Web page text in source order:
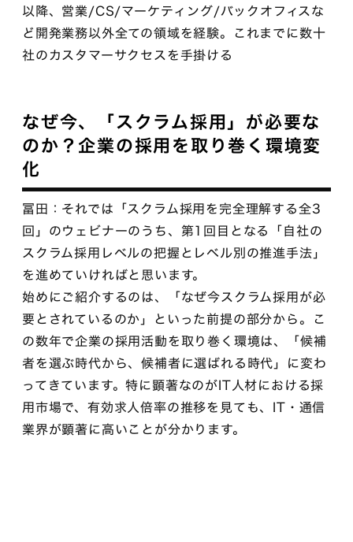
以降、営業/CS/マーケティング/バックオフィスな
ど開発業務以外全ての領域を経験。これまでに数十
社のカスタマーサクセスを手掛ける
なぜ今、「スクラム採用」が必要な
のか？企業の採用を取り巻く環境変
化
冨田：それでは「スクラム採用を完全理解する全3
回」のウェビナーのうち、第1回目となる「自社の
スクラム採用レベルの把握とレベル別の推進手法」
を進めていければと思います。
始めにご紹介するのは、「なぜ今スクラム採用が必
要とされているのか」といった前提の部分から。こ
の数年で企業の採用活動を取り巻く環境は、「候補
者を選ぶ時代から、候補者に選ばれる時代」に変わ
ってきています。特に顕著なのがIT人材における採
用市場で、有効求人倍率の推移を見ても、IT・通信
業界が顕著に高いことが分かります。